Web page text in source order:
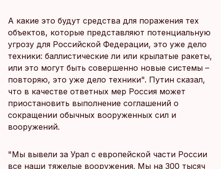
А какие это будут средства для поражения тех
объектов, которые представляют потенциальную
угрозу для Российской Федерации, это уже дело
техники: баллистические ли или крылатые ракеты,
или это могут быть совершенно новые системы –
повторяю, это уже дело техники". Путин сказал,
что в качестве ответных мер Россия может
приостановить выполнение соглашений о
сокращении обычных вооруженных сил и
вооружений.
"Мы вывели за Урал с европейской части России
все наши тяжелые вооружения. Мы на 300 тысяч